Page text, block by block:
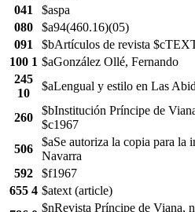
041
$aspa
080
$a94(460.16)(05)
091
$bArtículos de revista
100 1 $aGonzález Ollé, Fernando
245
10
$aLengual y estilo en Las
260
$bInstitución Príncipe de
$c1967
506
$aSe autoriza la copia para
Navarra
592
$f1967
655 4 $atext (article)
$nRevista Príncipe de Viana,